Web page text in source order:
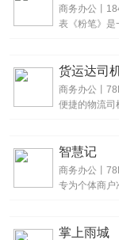
PDF文件。商务办公丨
表《粉笔》是
货运达司
商务办公丨
便捷的物流司
智慧记
商务办公丨
专为个体商户
掌上雨城